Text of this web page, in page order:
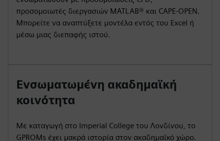
προσομοιωτές διεργασιών MATLAB® και CAPE-OPEN.
Μπορείτε να αναπτύξετε μοντέλα εντός του Excel ή
μέσω μιας διεπαφής ιστού.
Ενσωματωμένη ακαδημαϊκή
κοινότητα
Με καταγωγή στο Imperial College του Λονδίνου, το
GPROMs έχει μακρά ιστορία στον ακαδημαϊκό χώρο.